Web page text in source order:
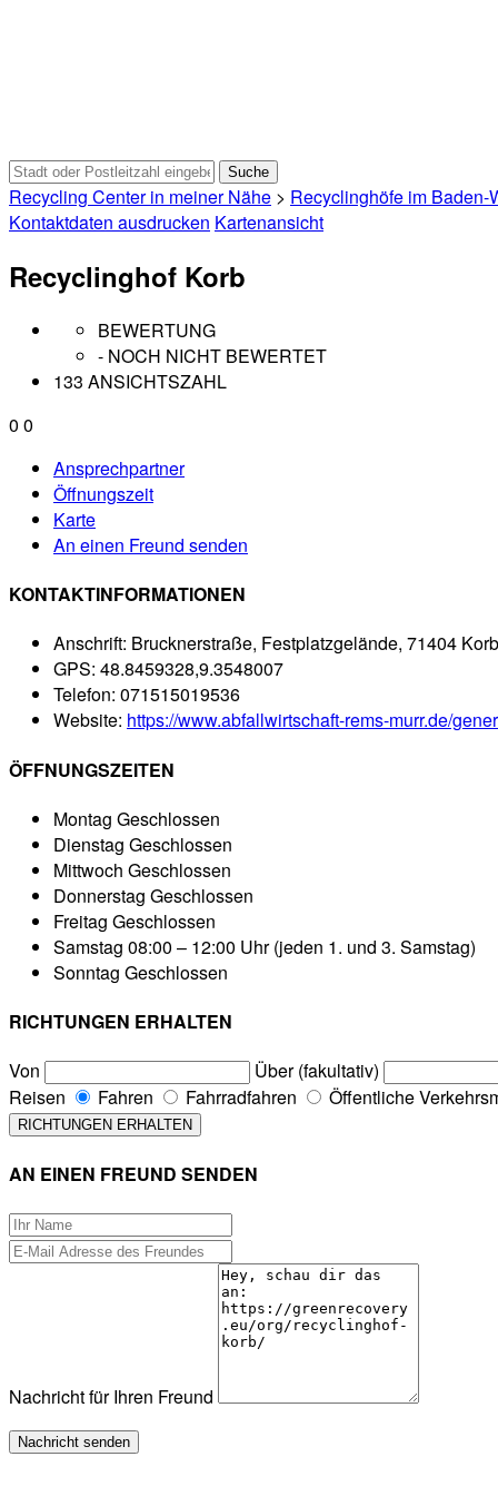
Recycling Center in meiner Nähe > Recyclinghöfe im Baden-
Kontaktdaten ausdrucken Kartenansicht
Recyclinghof Korb
BEWERTUNG
- NOCH NICHT BEWERTET
133 ANSICHTSZAHL
0 0
Ansprechpartner
Öffnungszeit
Karte
An einen Freund senden
KONTAKTINFORMATIONEN
Anschrift: Brucknerstraße, Festplatzgelände, 71404 Korb
GPS: 48.8459328,9.3548007
Telefon: 071515019536
Website: https://www.abfallwirtschaft-rems-murr.de/
ÖFFNUNGSZEITEN
Montag Geschlossen
Dienstag Geschlossen
Mittwoch Geschlossen
Donnerstag Geschlossen
Freitag Geschlossen
Samstag 08:00 – 12:00 Uhr (jeden 1. und 3. Samstag)
Sonntag Geschlossen
RICHTUNGEN ERHALTEN
Von
Über (fakultativ)
Reisen
Fahren Fahrradfahren Öffentliche
AN EINEN FREUND SENDEN
Nachricht für Ihren Freund